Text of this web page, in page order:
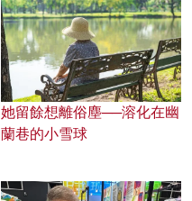
她留餘想離俗塵──溶化在幽
蘭巷的小雪球